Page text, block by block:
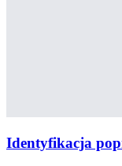
Identyfikacja